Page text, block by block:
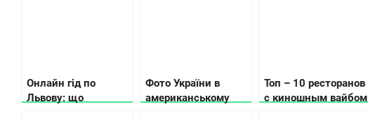
Онлайн гід по
Львову: що
Фото України в
американському
Топ – 10 ресторанов
с киношным вайбом